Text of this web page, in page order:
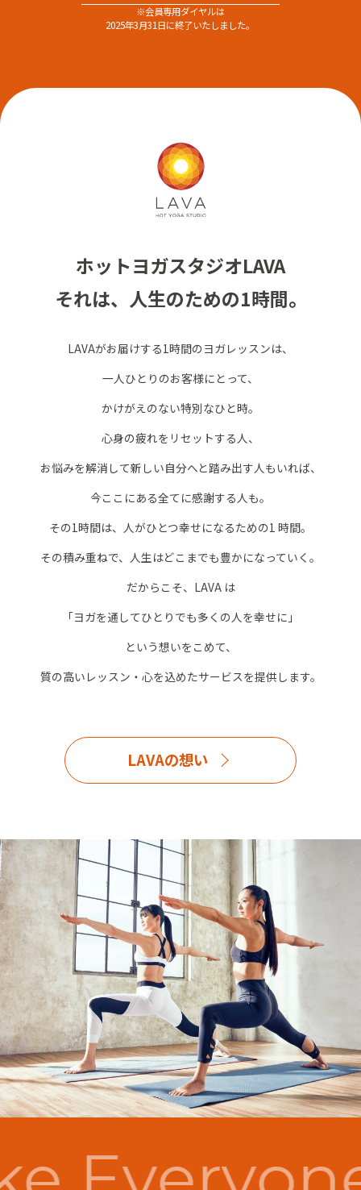
※会員専用ダイヤルは
2025年3月31日に終了いたしました。
ホットヨガスタジオLAVA
それは、人生のための1時間。
LAVAがお届けする1時間のヨガレッスンは、
一人ひとりのお客様にとって、
かけがえのない特別なひと時。
心身の疲れをリセットする人、
お悩みを解消して新しい自分へと踏み出す人もいれば、
今ここにある全てに感謝する人も。
その1時間は、人がひとつ幸せになるための1 時間。
その積み重ねで、人生はどこまでも豊かになっていく。
だからこそ、LAVA は
「ヨガを通してひとりでも多くの人を幸せに」
という想いをこめて、
質の高いレッスン・心を込めたサービスを提供します。
LAVAの想い